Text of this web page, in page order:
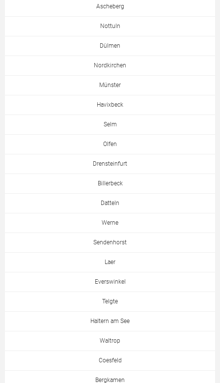
Ascheberg
Nottuln
Dülmen
Nordkirchen
Münster
Havixbeck
Selm
Olfen
Drensteinfurt
Billerbeck
Datteln
Werne
Sendenhorst
Laer
Everswinkel
Telgte
Haltern am See
Waltrop
Coesfeld
Bergkamen